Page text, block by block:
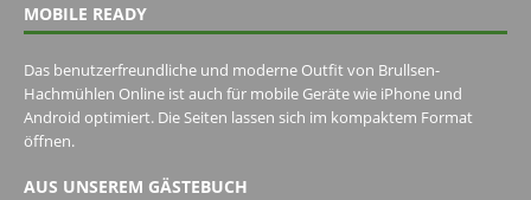
MOBILE READY
Das benutzerfreundliche und moderne Outfit von Brullsen-
Hachmühlen Online ist auch für mobile Geräte wie iPhone und
Android optimiert. Die Seiten lassen sich im kompaktem Format
öffnen.
AUS UNSEREM GÄSTEBUCH